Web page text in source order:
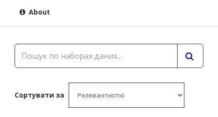
About
Сортувати за